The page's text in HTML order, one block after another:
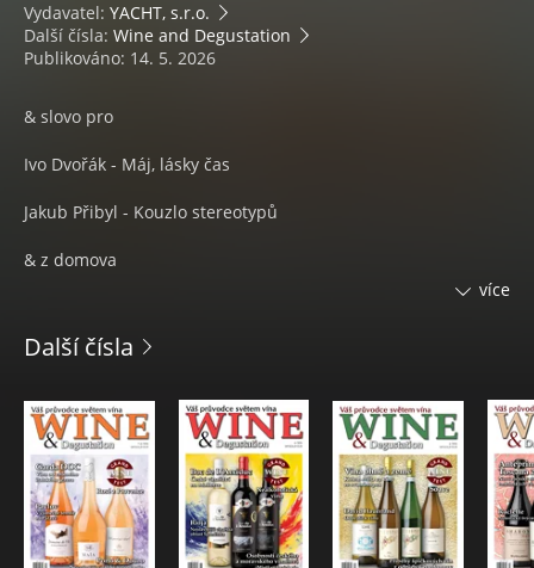
Vydavatel: YACHT, s.r.o.
Další čísla: Wine and Degustation
Publikováno: 14. 5. 2026
& slovo pro
Ivo Dvořák - Máj, lásky čas
Jakub Přibyl - Kouzlo stereotypů
& z domova
& ze zahraničí
Aktuality a zajímavosti ze světa
& vína měsíce
& tipy
& degustation
více
Další čísla